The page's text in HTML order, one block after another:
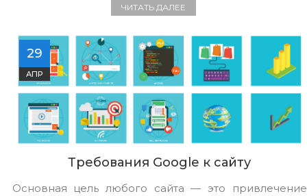
ЧИТАТЬ ДАЛЕЕ
29
АПР
Требования Google к сайту
Основная цель любого сайта — это привлечение